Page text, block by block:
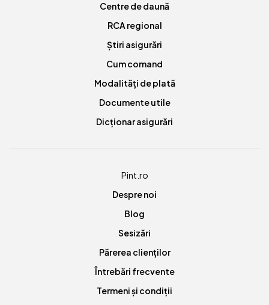
Centre de daună
RCA regional
Știri asigurări
Cum comand
Modalități de plată
Documente utile
Dicționar asigurări
Pint.ro
Despre noi
Blog
Sesizări
Părerea clienților
Întrebări frecvente
Termeni și condiții